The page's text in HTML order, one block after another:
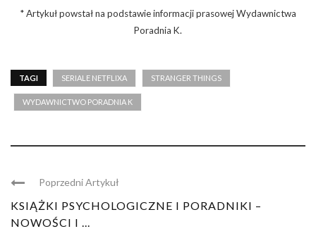
* Artykuł powstał na podstawie informacji prasowej Wydawnictwa
Poradnia K.
TAGI SERIALE NETFLIXA STRANGER THINGS
WYDAWNICTWO PORADNIA K
Poprzedni Artykuł
KSIĄŻKI PSYCHOLOGICZNE I PORADNIKI –
NOWOŚCI I ...